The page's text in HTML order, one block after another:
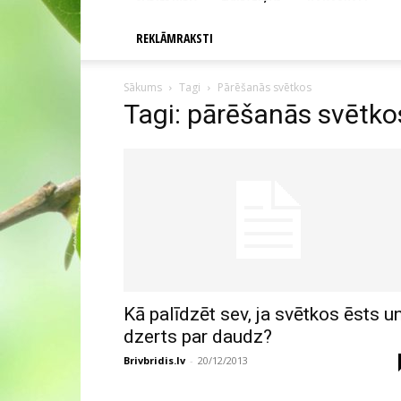
REKLĀMRAKSTI
Sākums Tagi Pārēšanās svētkos
Tagi: pārēšanās
Kā palīdzēt sev, ja svētkos ēsts
dzerts par daudz?
Brivbridis.lv - 20/12/2013